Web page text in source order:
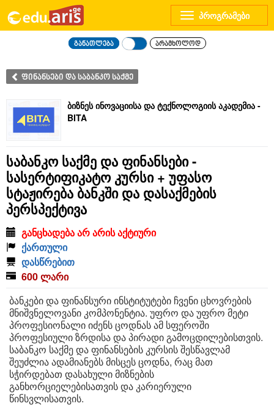
Toggle
navigation
განათლება არამხოლოდ
ფინანსები და საბანკო საქმე
ბიზნეს ინოვაციისა და ტექნოლოგიის აკადემია -
BITA
საბანკო საქმე და ფინანსები -
სასერტიფიკატო კურსი + უფასო
სტაჟირება ბანკში და დასაქმების
პერსპექტივა
განცხადება არ არის აქტიური
ქართული
დასწრებით
600 ლარი
ბანკები და ფინანსური ინსტიტუტები ჩვენი ცხოვრების
მნიშვნელოვანი კომპონენტია. უფრო და უფრო მეტი
პროფესიონალი იძენს ცოდნას ამ სფეროში
პროფესიული ზრდისა და პირადი გამოცდილებისთვის.
საბანკო საქმე და ფინანსების კურსის შესწავლამ
შეუძლია ადამიანებს მისცეს ცოდნა, რაც მათ
სჭირდებათ დასახული მიზნების
განხორციელებისათვის და კარიერული
წინსვლისათვის.